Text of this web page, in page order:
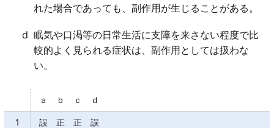
れた場合であっても、副作用が生じることがある。
d 眠気や口渇等の日常生活に支障を来さない程度で比
較的よく見られる症状は、副作用としては扱わな
い。
ａ ｂ ｃ ｄ
1 誤 正 正 誤